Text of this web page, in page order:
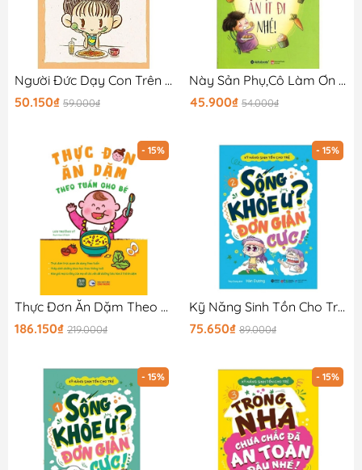
Người Đức Dạy Con Trên Bàn Ăn
50.150₫ 59.000₫
Này Sản Phụ,Cô Làm Ơn Ăn Ít Đi Nhé
45.900₫ 54.000₫
- 15%
Thực Đơn Ăn Dặm Theo Tuần Cho Bé
186.150₫ 219.000₫
- 15%
Kỹ Năng Sinh Tồn Cho Trẻ - Sống Khỏe Ư (Tập 2)
75.650₫ 89.000₫
- 15% - 15%